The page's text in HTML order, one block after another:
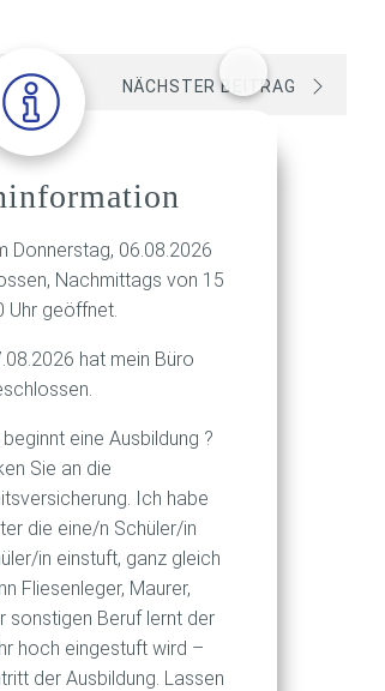
BEITRAG NÄCHSTER BEITRAG
gefeit
Donnerstag, 06.08.2026
Nachmittags von 15
Uhr geöffnet.
hat mein Büro
eine Ausbildung ?
Sie an die
Ich habe
die eine/n Schüler/in
in einstuft, ganz gleich
Fliesenleger, Maurer,
sonstigen Beruf lernt der
hoch eingestuft wird –
der Ausbildung. Lassen